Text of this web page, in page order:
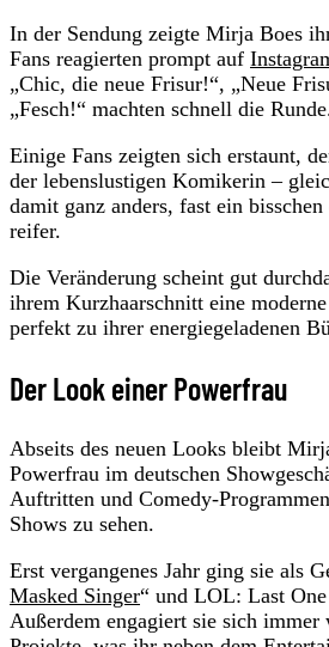
In der Sendung zeigte Mirja Boes
Fans reagierten prompt auf
„Chic, die neue Frisur!“, „Neue
„Fesch!“ machten schnell die
Einige Fans zeigten sich erstaunt,
der lebenslustigen Komikerin –
damit ganz anders, fast ein bisschen
reifer.
Die Veränderung scheint gut
ihrem Kurzhaarschnitt eine
perfekt zu ihrer energiegeladenen
Der Look einer Powerfrau
Abseits des neuen Looks bleibt
Powerfrau im deutschen
Auftritten und Comedy-
Shows zu sehen.
Erst vergangenes Jahr ging sie als
Masked Singer“ und LOL: Last
Außerdem engagiert sie sich immer